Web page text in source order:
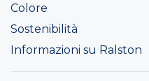
Colore
Sostenibilità
Informazioni su Ralston